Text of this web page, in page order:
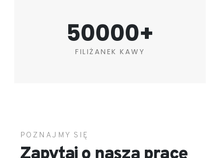
50000+
FILIŻANEK KAWY
POZNAJMY SIĘ